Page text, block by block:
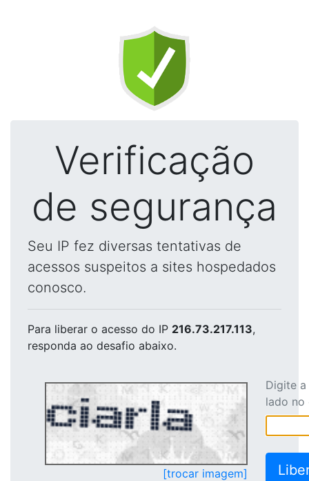
Verificação
de segurança
Seu IP fez diversas tentativas de
acessos suspeitos a sites hospedados
conosco.
Para liberar o acesso do IP 216.73.217.113,
responda ao desafio abaixo.
[trocar imagem]
Digite
lado no